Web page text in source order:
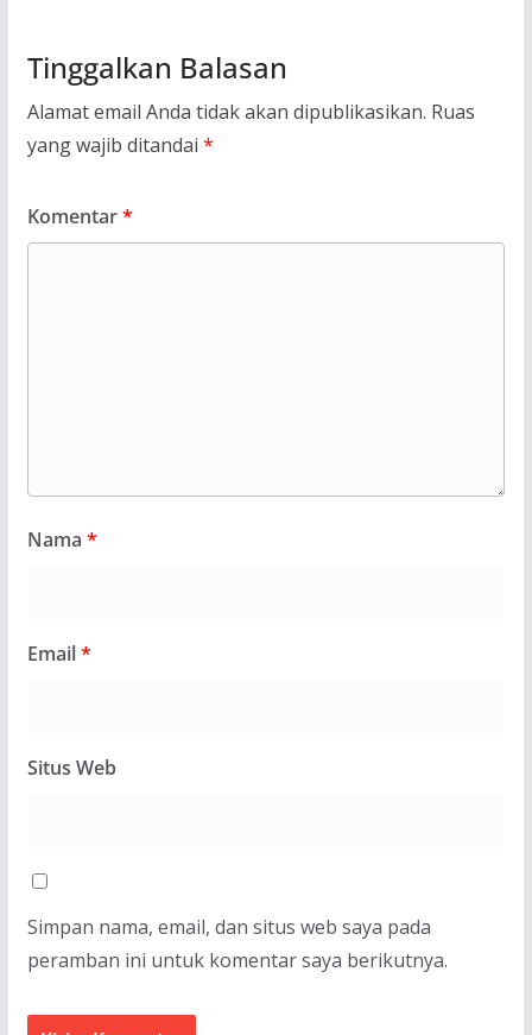
Tinggalkan Balasan
Alamat email Anda tidak akan dipublikasikan. Ruas
yang wajib ditandai *
Komentar*
Nama *
Email*
Situs Web
Simpan nama, email, dan situs web saya pada
peramban ini untuk komentar saya berikutnya.